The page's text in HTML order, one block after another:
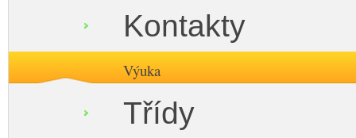
Kontakty
Výuka
Třídy